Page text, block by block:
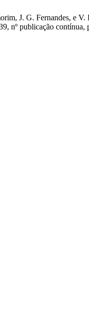
J. G. Fernandes,
nº publicação contínua,